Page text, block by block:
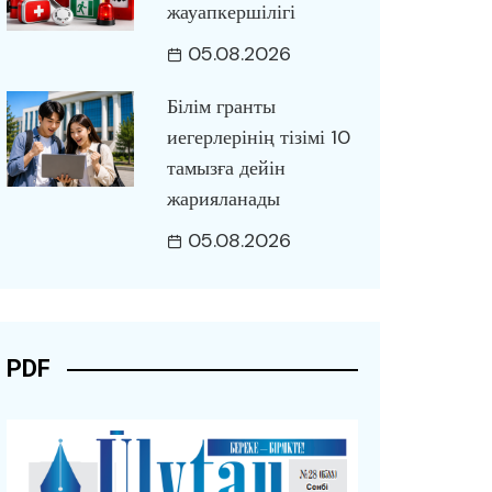
жауапкершілігі
05.08.2026
Білім гранты
иегерлерінің тізімі 10
тамызға дейін
жарияланады
05.08.2026
PDF